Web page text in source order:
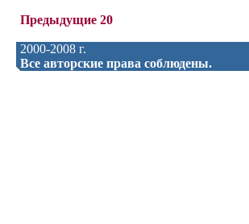
Предыдущие 20
2000-2008 г.
Все авторские права соблюдены.